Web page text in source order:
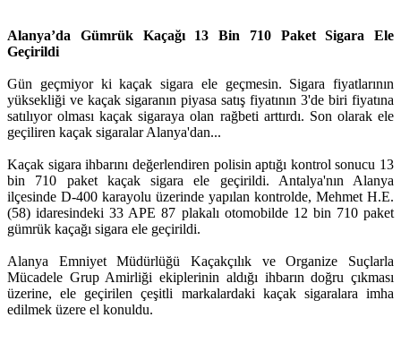
Alanya’da Gümrük Kaçağı 13 Bin 710 Paket Sigara Ele
Geçirildi
Gün geçmiyor ki kaçak sigara ele geçmesin. Sigara fiyatlarının
yüksekliği ve kaçak sigaranın piyasa satış fiyatının 3'de biri fiyatına
satılıyor olması kaçak sigaraya olan rağbeti arttırdı. Son olarak ele
geçiliren kaçak sigaralar Alanya'dan...
Kaçak sigara ihbarını değerlendiren polisin aptığı kontrol sonucu 13
bin 710 paket kaçak sigara ele geçirildi. Antalya'nın Alanya
ilçesinde D-400 karayolu üzerinde yapılan kontrolde, Mehmet H.E.
(58) idaresindeki 33 APE 87 plakalı otomobilde 12 bin 710 paket
gümrük kaçağı sigara ele geçirildi.
Alanya Emniyet Müdürlüğü Kaçakçılık ve Organize Suçlarla
Mücadele Grup Amirliği ekiplerinin aldığı ihbarın doğru çıkması
üzerine, ele geçirilen çeşitli markalardaki kaçak sigaralara imha
edilmek üzere el konuldu.